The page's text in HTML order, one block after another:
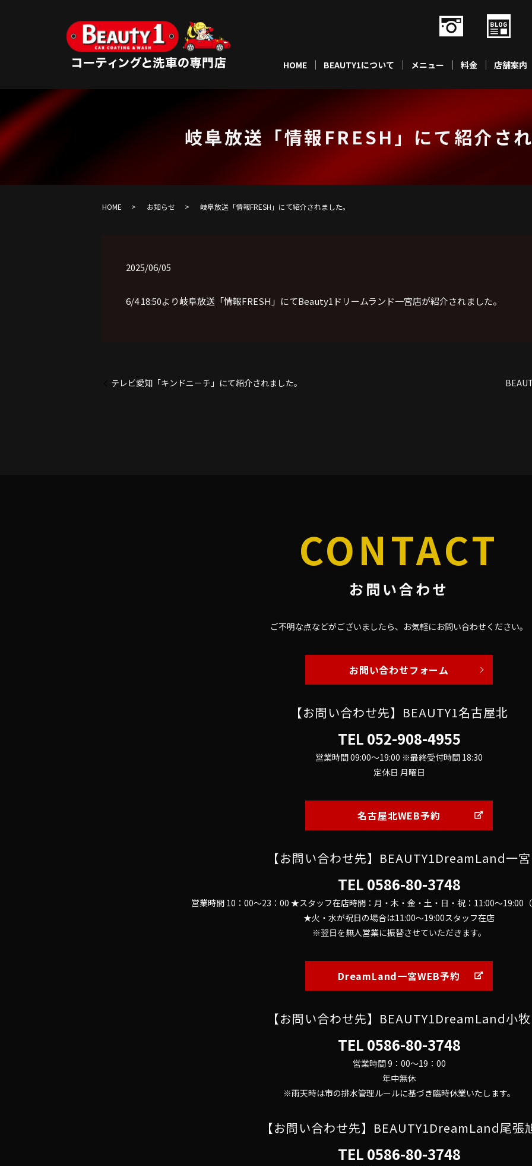
HOME BEAUTY1について メニュー 料金 店舗案内
岐阜放送「情報FRESH」にて紹介さ
HOME お知らせ 岐阜放送「情報FRESH」にて紹介されました。
2025/06/05
6/4 18:50より岐阜放送「情報FRESH」にてBeauty1ドリームランド一宮店が紹介されました。
テレビ愛知「キンドニーチ」にて紹介されました。
CONTACT
お問い合わせ
ご不明な点などがございましたら、 お気軽にお問い合わせください。
お問い合わせフォーム
【お問い合わせ先】BEAUTY1名古屋北
TEL 052-908-4955
営業時間 09:00～19:00 ※最終受付時間 18:30
定休日 月曜日
名古屋北WEB予約
【お問い合わせ先】BEAUTY1DreamLand一宮
TEL 0586-80-3748
営業時間 10：00～23：00 ★スタッフ在店時間：月・木・金・土・日・祝：11:00～19:00
★火・水が祝日の場合は11:00～19:00スタッフ在店
※翌日を無人営業に振替させていただきます。
DreamLand一宮WEB予約
【お問い合わせ先】BEAUTY1DreamLand小牧
TEL 0586-80-3748
営業時間 9：00～19：00
年中無休
※雨天時は市の排水管理ルールに基づき臨時休業いたします。
【お問い合わせ先】BEAUTY1DreamLand尾張
TEL 0586-80-3748